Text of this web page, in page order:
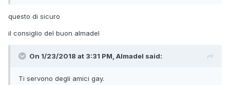
questo di sicuro
il consiglio del buon almadel
On 1/23/2018 at 3:31 PM, Almadel said:
Ti servono degli amici gay.